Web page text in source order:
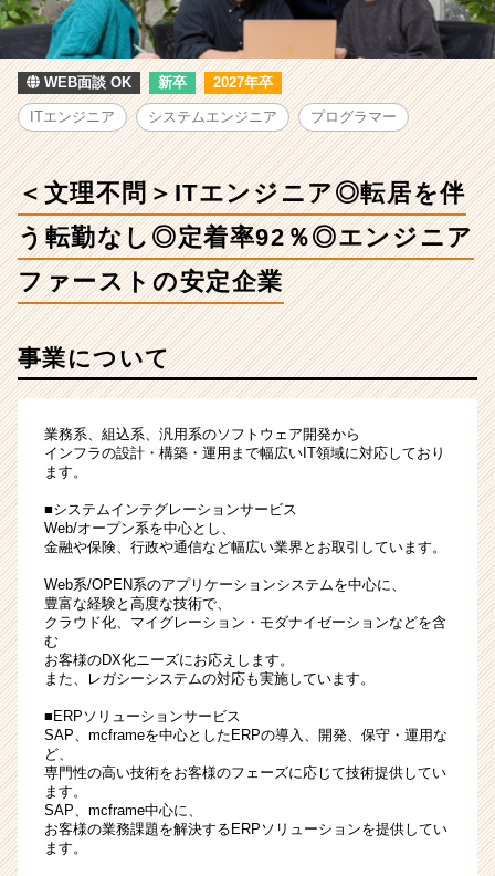
エ
ン
ジ
ニ
ア
◎
伴
う
転
勤
定
率
92％◎
ジ
ニ
フ
ァ
ス
ト
の
安
企
|
WEB面談 OK 新卒 2027年卒
ITエンジニア システムエンジニア プログラマー
＜文理不問＞ITエンジニア◎転居を伴
う転勤なし◎定着率92％◎エンジニア
ファーストの安定企業
事業について
業務系、組込系、汎用系のソフトウェア開発から
インフラの設計・構築・運用まで幅広いIT領域に対応しており
ます。
■システムインテグレーションサービス
Web/オープン系を中心とし、
金融や保険、行政や通信など幅広い業界とお取引しています。
Web系/OPEN系のアプリケーションシステムを中心に、
豊富な経験と高度な技術で、
クラウド化、マイグレーション・モダナイゼーションなどを含
む
お客様のDX化ニーズにお応えします。
また、レガシーシステムの対応も実施しています。
■ERPソリューションサービス
SAP、mcframeを中心としたERPの導入、開発、保守・運用な
ど、
専門性の高い技術をお客様のフェーズに応じて技術提供してい
ます。
SAP、mcframe中心に、
お客様の業務課題を解決するERPソリューションを提供してい
ます。